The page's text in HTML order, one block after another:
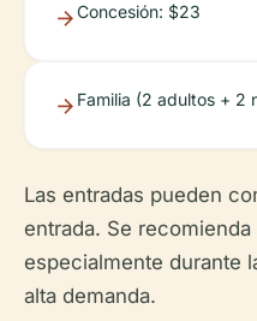
Concesión: $23
Familia (2 adultos + 2
Las entradas pueden
entrada. Se
especialmente durante
alta demanda.